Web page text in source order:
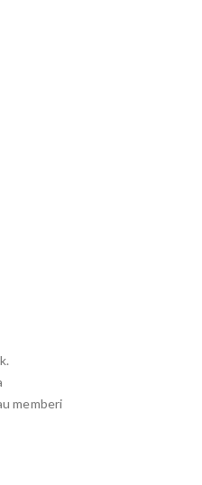
memberi